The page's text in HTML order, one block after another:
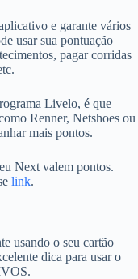
e garante vários
usar sua pontuação
pagar corridas
Livelo, é que
Renner, Netshoes ou
mais pontos.
Next valem pontos.
link.
usando o seu cartão
dica para usar o